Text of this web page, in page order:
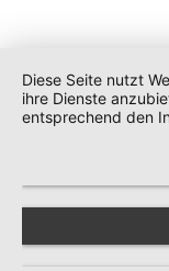
Diese Seite nutzt
ihre Dienste
entsprechend den